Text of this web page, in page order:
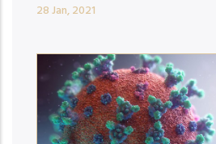
28 Jan, 2021